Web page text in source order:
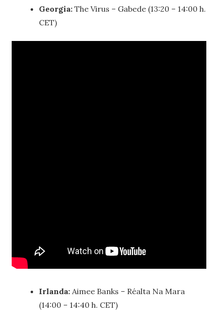
Georgia: The Virus – Gabede (13:20 – 14:00 h.
CET)
Irlanda: Aimee Banks – Réalta Na Mara
(14:00 – 14:40 h. CET)